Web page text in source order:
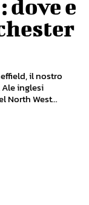
e
il nostro
inglesi
North West...